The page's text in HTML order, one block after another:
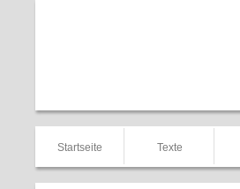
Startseite Texte